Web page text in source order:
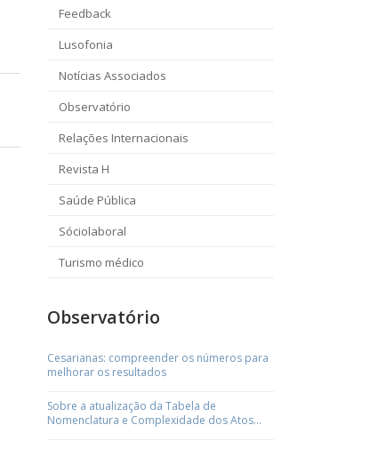
Feedback
Lusofonia
Notícias Associados
Observatório
Relações Internacionais
Revista H
Saúde Pública
Sóciolaboral
Turismo médico
Observatório
Cesarianas: compreender os números para
melhorar os resultados
Sobre a atualização da Tabela de
Nomenclatura e Complexidade dos Atos